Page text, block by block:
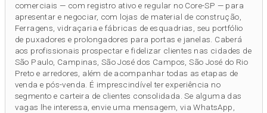
comerciais — com registro ativo e regular no Core-SP — para
apresentar e negociar, com lojas de material de construção,
Ferragens, vidraçaria e fábricas de esquadrias, seu portfólio
de puxadores e prolongadores para portas e janelas. Caberá
aos profissionais prospectar e fidelizar clientes nas cidades de
São Paulo, Campinas, São José dos Campos, São José do Rio
Preto e arredores, além de acompanhar todas as etapas de
venda e pós-venda. É imprescindível ter experiência no
segmento e carteira de clientes consolidada. Se alguma das
vagas lhe interessa, envie uma mensagem, via WhatsApp,